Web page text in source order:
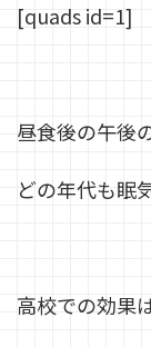
[quads id=1]
昼食後の午後
どの年代も眠
高校での効果は